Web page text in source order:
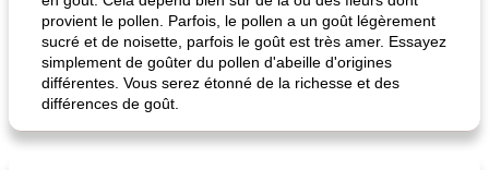
provient le pollen. Parfois, le pollen a un goût légèrement
sucré et de noisette, parfois le goût est très amer. Essayez
simplement de goûter du pollen d'abeille d'origines
différentes. Vous serez étonné de la richesse et des
différences de goût.